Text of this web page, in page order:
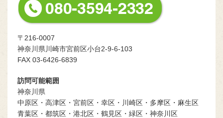
〒216-0007
神奈川県川崎市宮前区小台2-9-6-103
FAX 03-6426-6839
訪問可能範囲
神奈川県
中原区・高津区・宮前区・幸区・川崎区・多摩区・麻生区
青葉区・都筑区・港北区・鶴見区・緑区・神奈川区